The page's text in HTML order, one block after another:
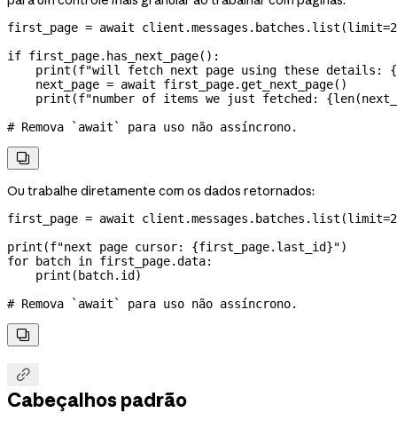
first_page = await client.messages.batches.list(limit=
if first_page.has_next_page():
    print
(f"will fetch next page using these details: {
    next_page
= await first_page.get_next_page()
    print
(f"number of items we just fetched: {len
# Remova `await` para uso não assíncrono.

Ou trabalhe diretamente com os dados retornados:
first_page = await client.messages.batches.list(limit=
print (f"next page cursor: {first_page.last_id}")
for batch in first_page.data:
    print
(batch.id)
# Remova `await` para uso não assíncrono.


Cabeçalhos padrão